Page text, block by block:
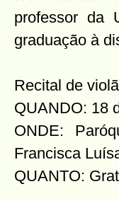
professor da
graduação à
Recital de
QUANDO: 18
ONDE:
Francisca
QUANTO: